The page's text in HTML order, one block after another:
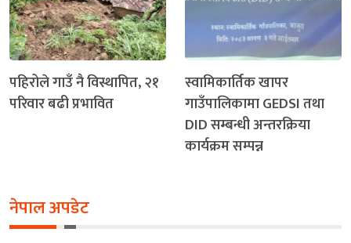
पहिरोले गाउँ नै विस्थापित, २१
परिवार बढी प्रभावित
स्वामिकार्तिक खापर
गाउँपालिकामा GEDSI तथा
DID सम्बन्धी अन्तरक्रिया
कार्यक्रम सम्पन्न
नेपाल अपडेट